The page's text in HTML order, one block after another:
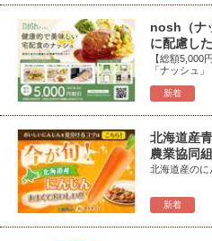
新着
nosh（ナ
に配慮し
【総額5,000
「ナッシュ」
新着
北海道産
農業協同
北海道産のに